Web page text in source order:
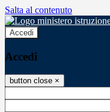
Salta al contenuto
Accedi
Accedi
button close ×